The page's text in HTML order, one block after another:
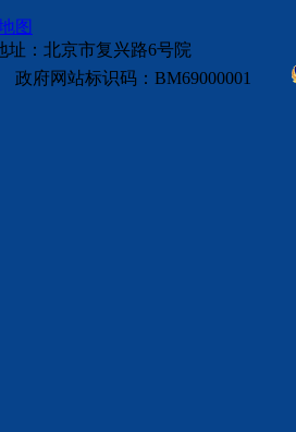
图
址：北京市复兴路6号院
府网站标识码：BM69000001